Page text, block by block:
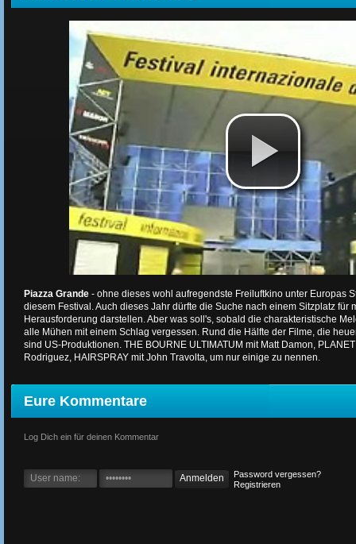
Piazza Grande - ohne dieses wohl aufregendste Freiluftkino unter Europas
diesem Festival. Auch dieses Jahr dürfte die Suche nach einem Sitzplatz für
Herausforderung darstellen. Aber was soll's, sobald die charakteristische
alle Mühen mit einem Schlag vergessen. Rund die Hälfte der Filme, die
sind US-Produktionen. THE BOURNE ULTIMATUM mit Matt Damon,
Rodriguez, HAIRSPRAY mit John Travolta, um nur einige zu nennen.
Eure Kommentare
Log Dich ein für deinen Kommentar
Password vergessen?
Registrieren